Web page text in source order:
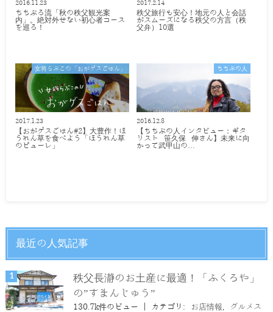
2016.11.23
ちちぶる流「秋の秩父観光案
内」。絶対外せない初心者コース
を巡る！
2017.2.14
秩父旅行も安心！地元の人と会話
がスムーズになる秩父の方言（秩
父弁）10選
女将らぶこの「おがゲスごはん」
2017.1.23
【おがゲスごはん#2】大豊作！ほ
うれん草を食べよう「ほうれん草
のピューレ」
ちちぶの人
2016.12.8
【ちちぶの人インタビュー：ギタ
リスト 笹久保 伸さん】未来に向
かって武甲山の…
最近の人気記事
秩父長瀞のお土産に最適！「ふくろや」
の”すまんじゅう”
130.7k件のビュー カテゴリ: お店情報
グルメス